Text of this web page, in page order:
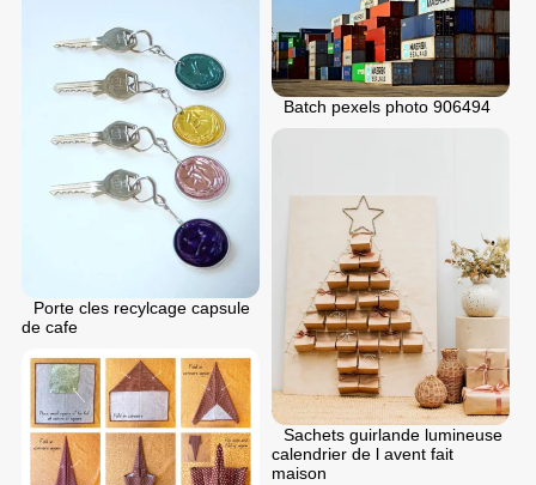
Porte cles recylcage capsule
de cafe
Batch pexels photo 906494
Sachets guirlande lumineuse
calendrier de l avent fait
maison